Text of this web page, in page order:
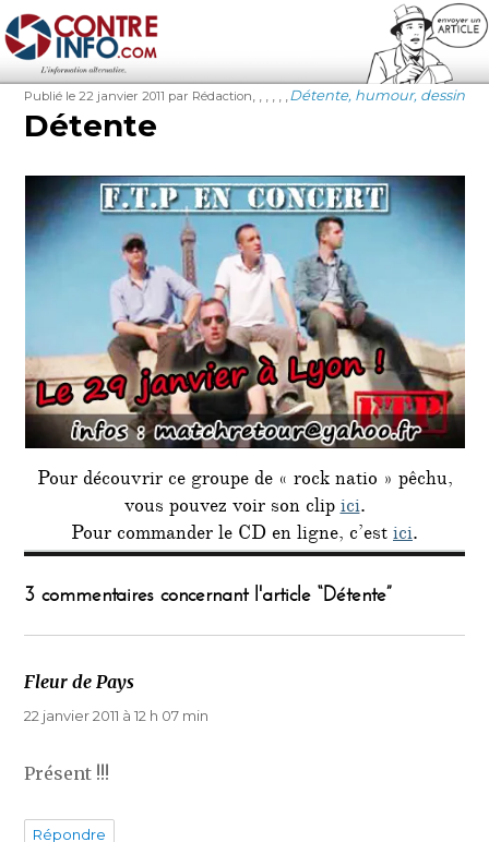
Contre-Info
Publié
le
Publié le 22 janvier 2011 Auteur
par Rédaction Catégories
Détente, humour, dessin
Étiquettes
Détente
Pour découvrir ce groupe de « rock natio » pêchu,
vous pouvez voir son clipici.
Pour commander le CD en ligne, c’estici.
3 commentaires concernant l'article “Détente”
Fleur de Pays
22 janvier 2011 à 12 h 07 min
Présent !!!
Répondre